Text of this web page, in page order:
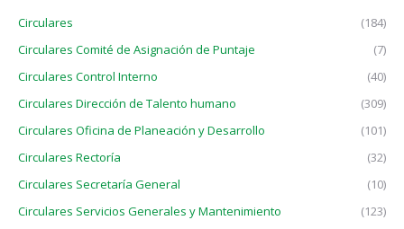
Circulares
(184)
Circulares Comité de Asignación de Puntaje
(7)
Circulares Control Interno
(40)
Circulares Dirección de Talento humano
(309)
Circulares Oficina de Planeación y Desarrollo
(101)
Circulares Rectoría
(32)
Circulares Secretaría General
(10)
Circulares Servicios Generales y Mantenimiento
(123)